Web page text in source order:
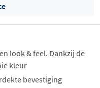
look & feel. Dankzij de
kleur
bevestiging